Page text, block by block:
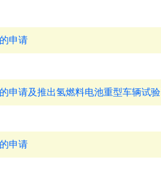
申请
申请及推出氢燃料电池重型车辆试
申请